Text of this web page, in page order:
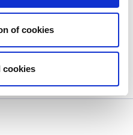
of cookies
cookies
op dit moment...